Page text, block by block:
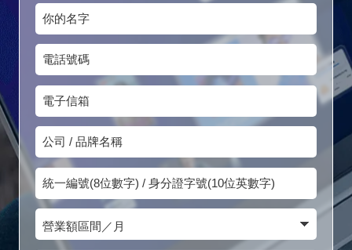
你
的
名
字
電
話
號
碼
電
子
信
箱
公
司
/
品
牌
統
一
編
營
業